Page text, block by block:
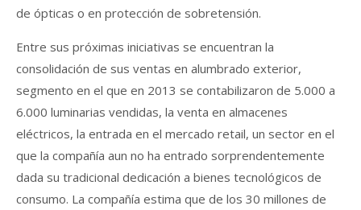
de ópticas o en protección de sobretensión.
Entre sus próximas iniciativas se encuentran la
consolidación de sus ventas en alumbrado exterior,
segmento en el que en 2013 se contabilizaron de 5.000 a
6.000 luminarias vendidas, la venta en almacenes
eléctricos, la entrada en el mercado retail, un sector en el
que la compañía aun no ha entrado sorprendentemente
dada su tradicional dedicación a bienes tecnológicos de
consumo. La compañía estima que de los 30 millones de